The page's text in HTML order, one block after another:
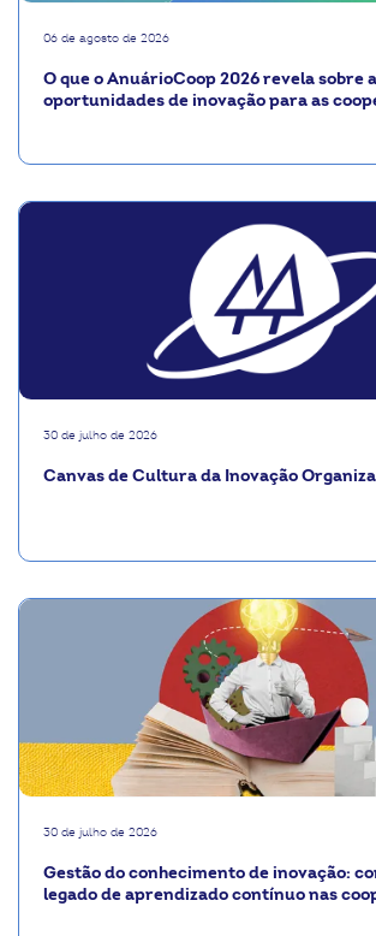
06 de agosto de 2026
O que o AnuárioCoop 2026 revela sobre
oportunidades de inovação para as
30 de julho de 2026
Canvas de Cultura da Inovação
30 de julho de 2026
Gestão do conhecimento de inovação:
legado de aprendizado contínuo nas